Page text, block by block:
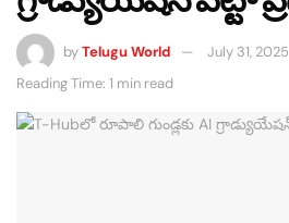
byTelugu World
July 31, 2025
Reading Time: 1 min read